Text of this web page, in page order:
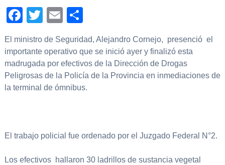
Facebook
TwitterEmail
El ministro de Seguridad, Alejandro Cornejo, presenció el
importante operativo que se inició ayer y finalizó esta
madrugada por efectivos de la Dirección de Drogas
Peligrosas de la Policía de la Provincia en inmediaciones de
la terminal de ómnibus.
El trabajo policial fue ordenado por el Juzgado Federal N°2.
Los efectivos hallaron 30 ladrillos de sustancia vegetal